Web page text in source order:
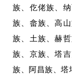
族、仡佬族、
族、畲族、高
族、土族、赫
族、京族、塔
族、阿昌族、塔